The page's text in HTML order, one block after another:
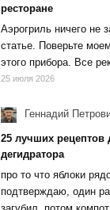
ресторане
Аэрогриль ничего не
статье. Поверьте
этого прибора. Все
25 июля 2026
Геннадий
25 лучших рецептов
дегидратора
про то что яблоки
подтверждаю, один